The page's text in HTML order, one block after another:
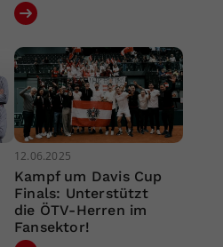
12.06.2025
Kampf um Davis Cup
Finals: Unterstützt
die ÖTV-Herren im
Fansektor!